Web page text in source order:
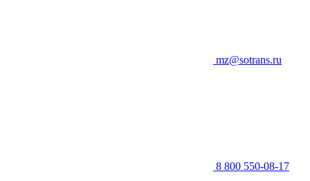
mz@sotrans.ru
8 800 550-08-17